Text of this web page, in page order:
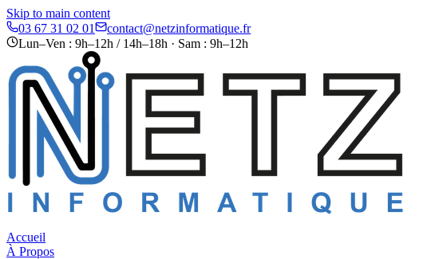
Skip to main content
03 67 31 02 01
contact@netzinformatique.fr
Lun–Ven : 9h–12h / 14h–18h · Sam : 9h–12h
Accueil
À Propos